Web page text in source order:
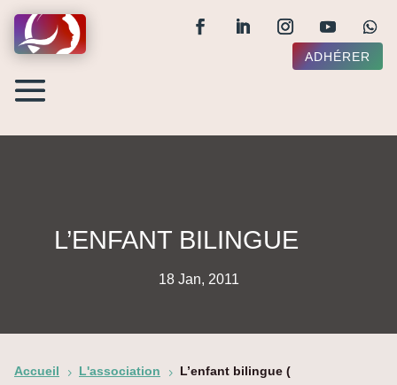
ADHÉRER
L’ENFANT BILINGUE
18 Jan, 2011
Accueil 5 L'association 5 L’enfant bilingue (